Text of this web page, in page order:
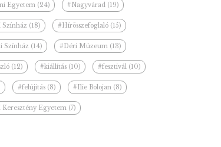
Egyetem (24) #Nagyvárad (19)
Színház (18) #Hírösszefoglaló (15)
Színház (14) #Déri Múzeum (13)
(12) #kiállítás (10) #fesztivál (10)
#felújítás (8) #Ilie Bolojan (8)
Egyetem (7)